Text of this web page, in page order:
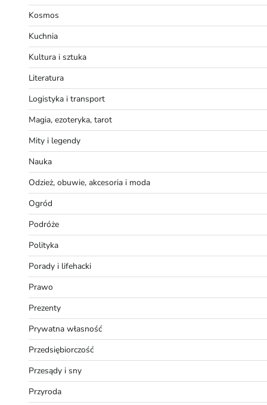
Kosmos
Kuchnia
Kultura i sztuka
Literatura
Logistyka i transport
Magia, ezoteryka, tarot
Mity i legendy
Nauka
Odzież, obuwie, akcesoria i moda
Ogród
Podróże
Polityka
Porady i lifehacki
Prawo
Prezenty
Prywatna własność
Przedsiębiorczość
Przesądy i sny
Przyroda